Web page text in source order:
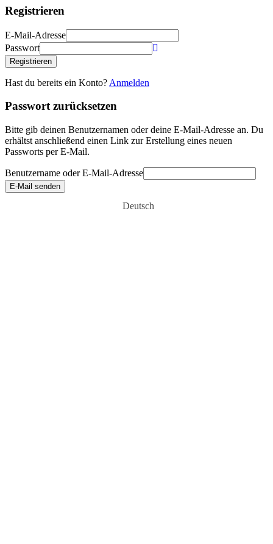
Registrieren
E-Mail-Adresse
Passwort
Registrieren
Hast du bereits ein Konto? Anmelden
Passwort zurücksetzen
Bitte gib deinen Benutzernamen oder deine E-Mail-Adresse an. Du
erhältst anschließend einen Link zur Erstellung eines neuen
Passworts per E-Mail.
Benutzername oder E-Mail-Adresse
E-Mail senden
Deutsch